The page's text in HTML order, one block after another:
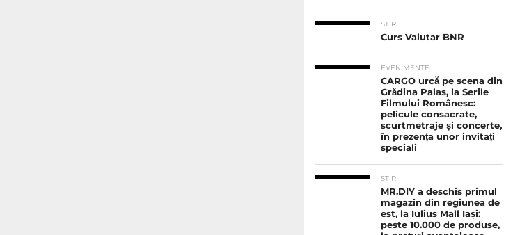
STIRI
Curs Valutar BNR
EVENIMENTE
CARGO urcă pe scena din
Grădina Palas, la Serile
Filmului Românesc:
pelicule consacrate,
scurtmetraje și concerte,
în prezența unor invitați
speciali
STIRI
MR.DIY a deschis primul
magazin din regiunea de
est, la Iulius Mall Iași:
peste 10.000 de produse,